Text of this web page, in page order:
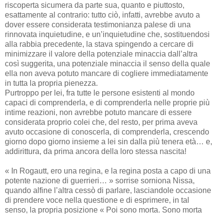
riscoperta sicumera da parte sua, quanto e piuttosto,
esattamente al contrario: tutto ciò, infatti, avrebbe avuto a
dover essere considerata testimonianza palese di una
rinnovata inquietudine, e un’inquietudine che, sostituendosi
alla rabbia precedente, la stava spingendo a cercare di
minimizzare il valore della potenziale minaccia dall’altra
così suggerita, una potenziale minaccia il senso della quale
ella non aveva potuto mancare di cogliere immediatamente
in tutta la propria pienezza.
Purtroppo per lei, fra tutte le persone esistenti al mondo
capaci di comprenderla, e di comprenderla nelle proprie più
intime reazioni, non avrebbe potuto mancare di essere
considerata proprio colei che, del resto, per prima aveva
avuto occasione di conoscerla, di comprenderla, crescendo
giorno dopo giorno insieme a lei sin dalla più tenera età… e,
addirittura, da prima ancora della loro stessa nascita!
« In Rogautt, ero una regina, e la regina posta a capo di una
potente nazione di guerrieri… » sorrise sorniona Nissa,
quando alfine l’altra cessò di parlare, lasciandole occasione
di prendere voce nella questione e di esprimere, in tal
senso, la propria posizione « Poi sono morta. Sono morta